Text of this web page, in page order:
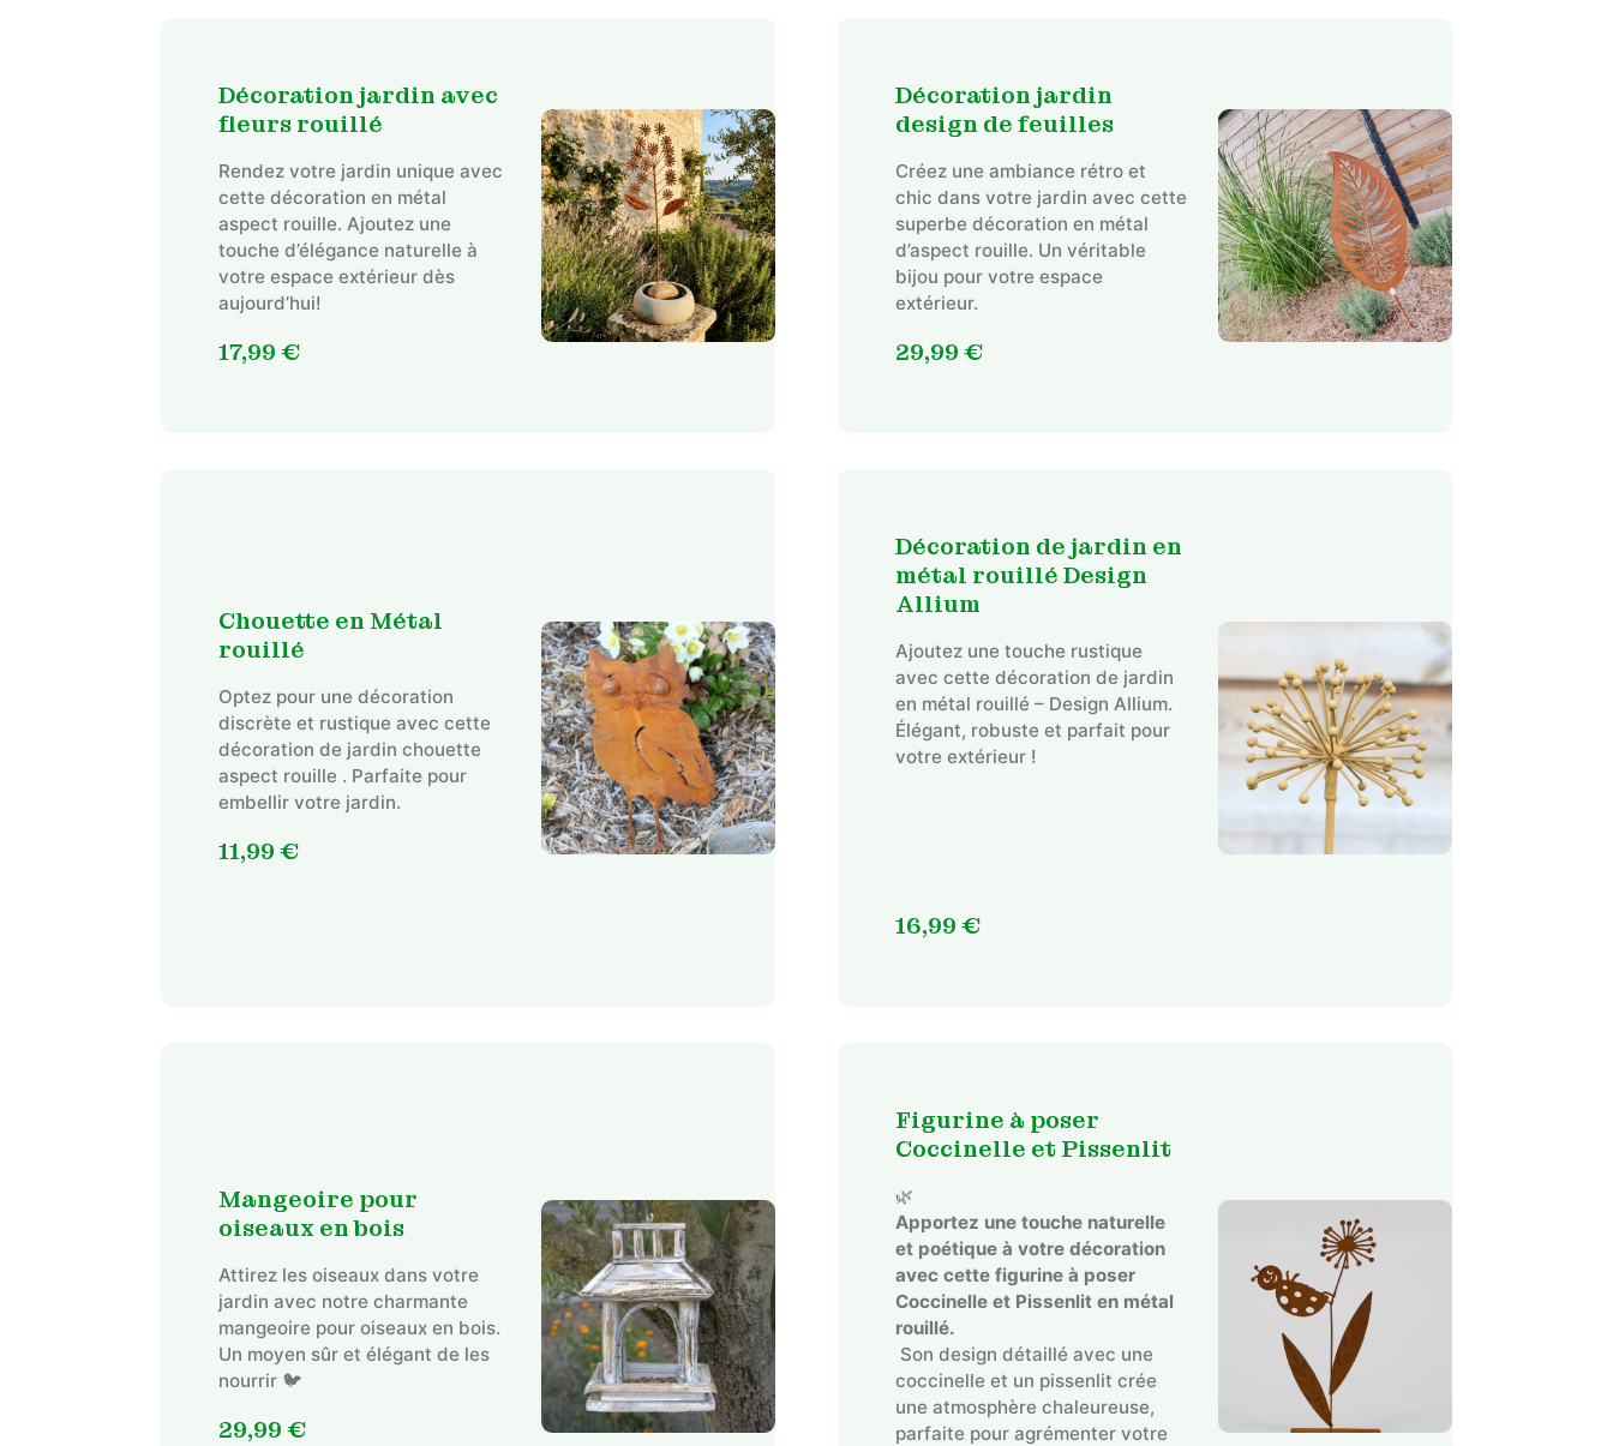
Décoration jardin avec
fleurs rouillé
Rendez votre jardin unique avec
cette décoration en métal
aspect rouille. Ajoutez une
touche d’élégance naturelle à
votre espace extérieur dès
aujourd’hui!
17,99 €
Décoration jardin
design de feuilles
Créez une ambiance rétro et
chic dans votre jardin avec cette
superbe décoration en métal
d’aspect rouille. Un véritable
bijou pour votre espace
extérieur.
29,99 €
Chouette en Métal
rouillé
Optez pour une décoration
discrète et rustique avec cette
décoration de jardin chouette
aspect rouille . Parfaite pour
embellir votre jardin.
11,99 €
Décoration de jardin en
métal rouillé Design
Allium
Ajoutez une touche rustique
avec cette décoration de jardin
en métal rouillé – Design Allium.
Élégant, robuste et parfait pour
votre extérieur !
16,99 €
Mangeoire pour
oiseaux en bois
Attirez les oiseaux dans votre
jardin avec notre charmante
mangeoire pour oiseaux en bois.
Un moyen sûr et élégant de les
nourrir 🐦
29,99 €
Figurine à poser
Coccinelle et Pissenlit
🌿
Apportez une touche naturelle
et poétique à votre décoration
avec cette figurine à poser
Coccinelle et Pissenlit en métal
rouillé.
Son design détaillé avec une
coccinelle et un pissenlit crée
une atmosphère chaleureuse,
parfaite pour agrémenter votre